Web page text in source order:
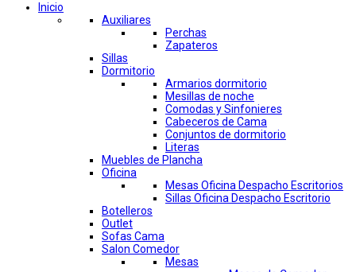
Inicio
Auxiliares
Perchas
Zapateros
Sillas
Dormitorio
Armarios dormitorio
Mesillas de noche
Comodas y Sinfonieres
Cabeceros de Cama
Conjuntos de dormitorio
Literas
Muebles de Plancha
Oficina
Mesas Oficina Despacho Escritorios
Sillas Oficina Despacho Escritorio
Botelleros
Outlet
Sofas Cama
Salon Comedor
Mesas